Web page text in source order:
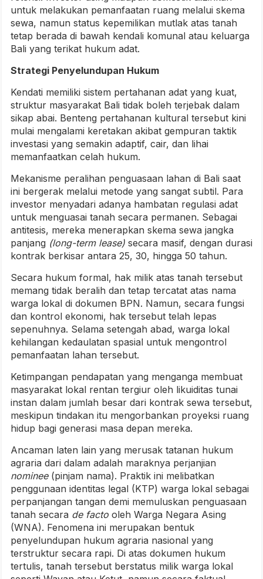
untuk melakukan pemanfaatan ruang melalui skema
sewa, namun status kepemilikan mutlak atas tanah
tetap berada di bawah kendali komunal atau keluarga
Bali yang terikat hukum adat.
Strategi Penyelundupan Hukum
Kendati memiliki sistem pertahanan adat yang kuat,
struktur masyarakat Bali tidak boleh terjebak dalam
sikap abai. Benteng pertahanan kultural tersebut kini
mulai mengalami keretakan akibat gempuran taktik
investasi yang semakin adaptif, cair, dan lihai
memanfaatkan celah hukum.
Mekanisme peralihan penguasaan lahan di Bali saat
ini bergerak melalui metode yang sangat subtil. Para
investor menyadari adanya hambatan regulasi adat
untuk menguasai tanah secara permanen. Sebagai
antitesis, mereka menerapkan skema sewa jangka
panjang (long-term lease) secara masif, dengan durasi
kontrak berkisar antara 25, 30, hingga 50 tahun.
Secara hukum formal, hak milik atas tanah tersebut
memang tidak beralih dan tetap tercatat atas nama
warga lokal di dokumen BPN. Namun, secara fungsi
dan kontrol ekonomi, hak tersebut telah lepas
sepenuhnya. Selama setengah abad, warga lokal
kehilangan kedaulatan spasial untuk mengontrol
pemanfaatan lahan tersebut.
Ketimpangan pendapatan yang menganga membuat
masyarakat lokal rentan tergiur oleh likuiditas tunai
instan dalam jumlah besar dari kontrak sewa tersebut,
meskipun tindakan itu mengorbankan proyeksi ruang
hidup bagi generasi masa depan mereka.
Ancaman laten lain yang merusak tatanan hukum
agraria dari dalam adalah maraknya perjanjian
nominee(pinjam nama). Praktik ini melibatkan
penggunaan identitas legal (KTP) warga lokal sebagai
perpanjangan tangan demi memuluskan penguasaan
tanah secara de facto oleh Warga Negara Asing
(WNA). Fenomena ini merupakan bentuk
penyelundupan hukum agraria nasional yang
terstruktur secara rapi. Di atas dokumen hukum
tertulis, tanah tersebut berstatus milik warga lokal